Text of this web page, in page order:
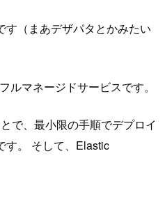
（まあデザパタとかみたい
マネージドサービスです。
で、最小限の手順でデプロイ
す。 そして、Elastic